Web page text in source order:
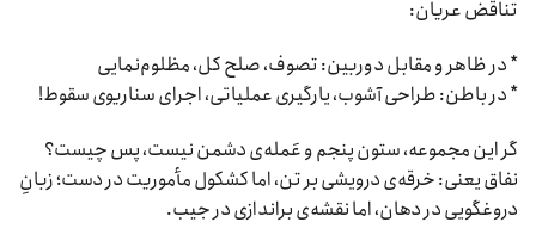
تناقض عریان:
* در ظاهر و مقابل دوربین: تصوف، صلح کل، مظلوم‌نمایی
* در باطن: طراحی آشوب، یارگیری عملیاتی، اجرای سناریوی سقوط!
گر این مجموعه، ستون پنجم و عَمله‌ی دشمن نیست، پس چیست؟
نفاق یعنی: خرقه‌ی درویشی بر تن، اما کشکول مأموریت در دست؛ زبانِ
دروغگویی در دهان، اما نقشه‌ی براندازی در جیب.